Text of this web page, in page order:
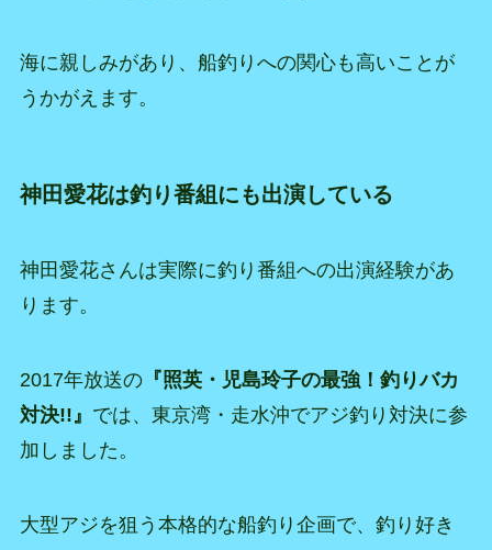
海に親しみがあり、船釣りへの関心も高いことが
うかがえます。
神田愛花は釣り番組にも出演している
神田愛花さんは実際に釣り番組への出演経験があ
ります。
2017年放送の『照英・児島玲子の最強！釣りバカ
対決!!』 では、東京湾・走水沖でアジ釣り対決に参
加しました。
大型アジを狙う本格的な船釣り企画で、釣り好き